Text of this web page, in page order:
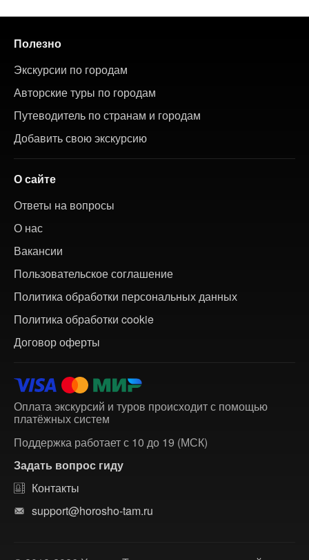
Полезно
Экскурсии по городам
Авторские туры по городам
Путеводитель по странам и городам
Добавить свою экскурсию
О сайте
Ответы на вопросы
О нас
Вакансии
Пользовательское соглашение
Политика обработки персональных данных
Политика обработки cookie
Договор оферты
Оплата экскурсий и туров происходит с помощью
платёжных систем
Поддержка работает с 10 до 19 (МСК)
Задать вопрос гиду
Контакты
support@horosho-tam.ru